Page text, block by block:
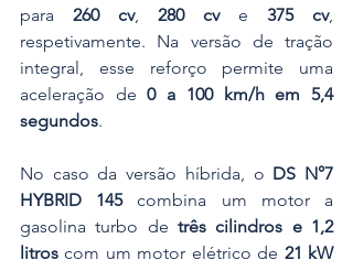
para 260 cv, 280 cv e 375 cv,
respetivamente. Na versão de tração
integral, esse reforço permite uma
aceleração de 0 a 100 km/h em 5,4
segundos.
No caso da versão híbrida, o DS N°7
HYBRID 145 combina um motor a
gasolina turbo de três cilindros e 1,2
litros com um motor elétrico de 21 kW